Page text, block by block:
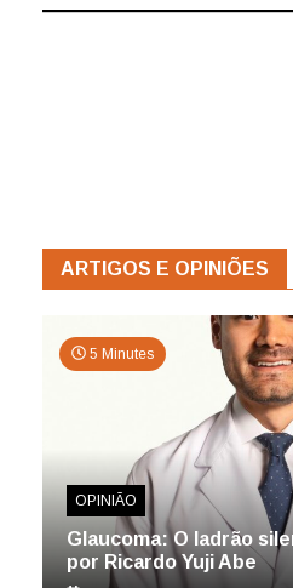
ARTIGOS E OPINIÕES
5 Minutes
OPINIÃO
Glaucoma: O ladrão
por Ricardo Yuji Abe